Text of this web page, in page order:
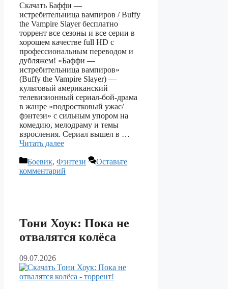
Скачать Баффи —
истребительница вампиров / Buffy
the Vampire Slayer бесплатно
торрент все сезоны и все серии в
хорошем качестве full HD с
профессиональным переводом и
дубляжем! «Баффи —
истребительница вампиров»
(Buffy the Vampire Slayer) —
культовый американский
телевизионный сериал‑бой‑драма
в жанре «подростковый ужас/
фэнтези» с сильным упором на
комедию, мелодраму и темы
взросления. Сериал вышел в …
Читать далее
Рубрики
Боевик, Фэнтези
Оставьте
комментарий
Тони Хоук: Пока не
отвалятся колёса
09.07.2026